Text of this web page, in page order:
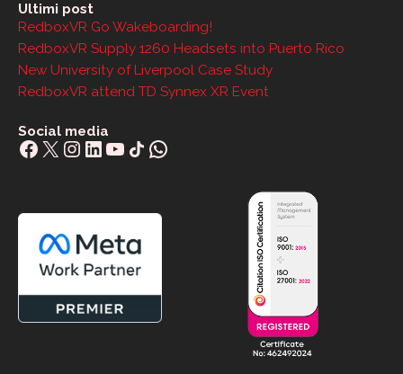
Ultimi post
RedboxVR Go Wakeboarding!
RedboxVR Supply 1260 Headsets into Puerto Rico
New University of Liverpool Case Study
RedboxVR attend TD Synnex XR Event
Social media
Facebook
X Instagram
LinkedIn
YouTube
Share IconWhatsApp